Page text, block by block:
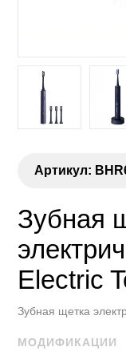
Артикул:
Зубная
Electric
Зубная щетка
МОДИФИКАЦИИ